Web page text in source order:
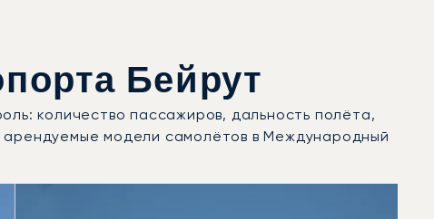
Бейрут
количество пассажиров, дальность полёта,
модели самолётов в Международный
движений в 2025 году